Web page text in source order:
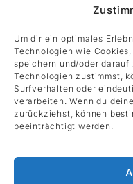
Um dir ein optimales
Technologien wie
speichern und/oder darauf
Technologien zustimmst,
Surfverhalten oder
verarbeiten. Wenn du
zurückziehst, können
beeinträchtigt werden.